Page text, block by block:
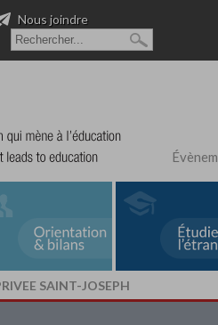
Nous joindre
SAINT-JOSEPH